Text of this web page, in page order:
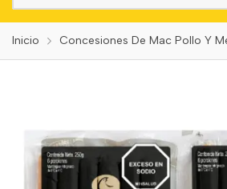
Inicio Concesiones De Mac Pollo Y